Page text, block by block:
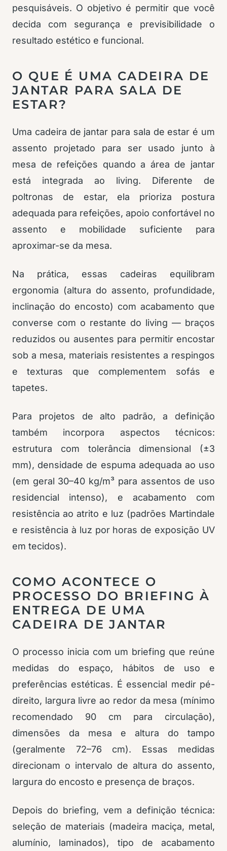
pesquisáveis. O objetivo é permitir que você
decida com segurança e previsibilidade o
resultado estético e funcional.
O QUE É UMA CADEIRA DE
JANTAR PARA SALA DE
ESTAR?
Uma cadeira de jantar para sala de estar é um
assento projetado para ser usado junto à
mesa de refeições quando a área de jantar
está integrada ao living. Diferente de
poltronas de estar, ela prioriza postura
adequada para refeições, apoio confortável no
assento e mobilidade suficiente para
aproximar-se da mesa.
Na prática, essas cadeiras equilibram
ergonomia (altura do assento, profundidade,
inclinação do encosto) com acabamento que
converse com o restante do living — braços
reduzidos ou ausentes para permitir encostar
sob a mesa, materiais resistentes a respingos
e texturas que complementem sofás e
tapetes.
Para projetos de alto padrão, a definição
também incorpora aspectos técnicos:
estrutura com tolerância dimensional (±3
mm), densidade de espuma adequada ao uso
(em geral 30–40 kg/m³ para assentos de uso
residencial intenso), e acabamento com
resistência ao atrito e luz (padrões Martindale
e resistência à luz por horas de exposição UV
em tecidos).
COMO ACONTECE O
PROCESSO DO BRIEFING À
ENTREGA DE UMA
CADEIRA DE JANTAR
O processo inicia com um briefing que reúne
medidas do espaço, hábitos de uso e
preferências estéticas. É essencial medir pé-
direito, largura livre ao redor da mesa (mínimo
recomendado 90 cm para circulação),
dimensões da mesa e altura do tampo
(geralmente 72–76 cm). Essas medidas
direcionam o intervalo de altura do assento,
largura do encosto e presença de braços.
Depois do briefing, vem a definição técnica:
seleção de materiais (madeira maciça, metal,
alumínio, laminados), tipo de acabamento